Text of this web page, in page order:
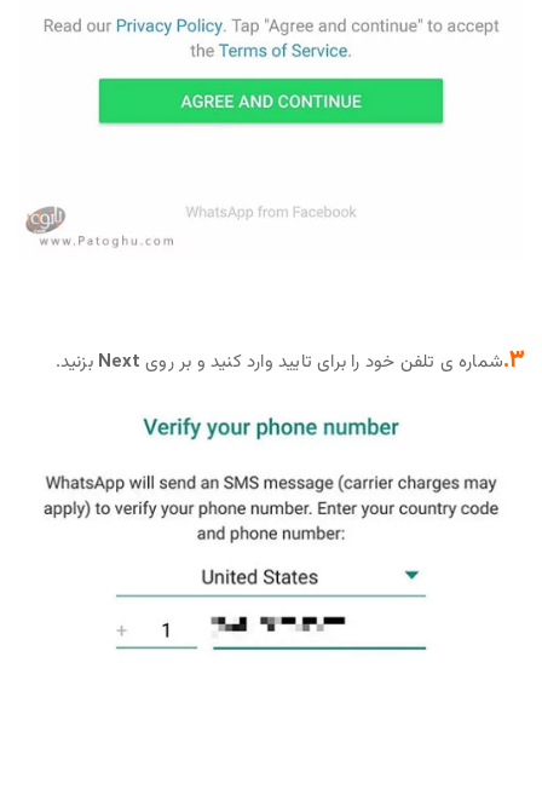
3. شماره ی تلفن خود را برای تایید وارد کنید و بر روی Next بزنید.